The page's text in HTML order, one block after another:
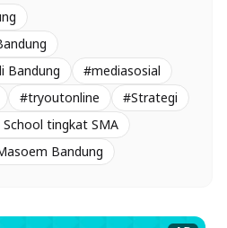
Bandung
#mediasosial
#tryoutonline
#Strategi
tingkat SMA
Bandung